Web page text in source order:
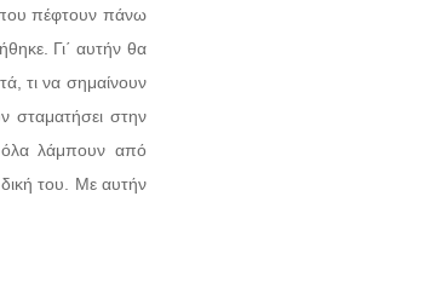
που πέφτουν πάνω
Γι΄ αυτήν θα
τι να σημαίνουν
σταματήσει στην
όλα λάμπουν από
του. Με αυτήν